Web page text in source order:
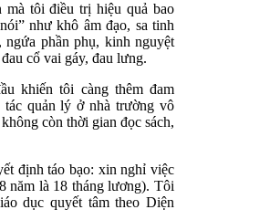
mà tôi điều trị hiệu quả bao
như khô âm đạo, sa tinh
ngứa phần phụ, kinh nguyệt
cổ vai gáy, đau lưng.
khiến tôi càng thêm đam
quản lý ở nhà trường vô
còn thời gian đọc sách,
định táo bạo: xin nghỉ việc
năm là 18 tháng lương). Tôi
dục quyết tâm theo Diện